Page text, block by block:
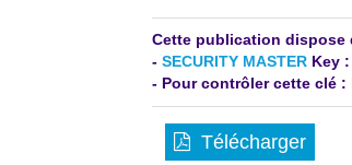
Cette publication dispose
- SECURITY MASTER Key :
- Pour contrôler cette clé :
Télécharger